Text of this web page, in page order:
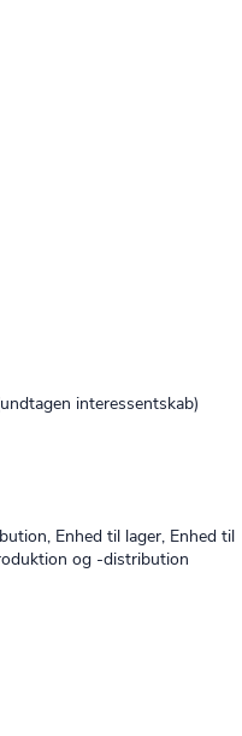
interessent­skab)
Enhed til lager, Enhed til
og -distribution